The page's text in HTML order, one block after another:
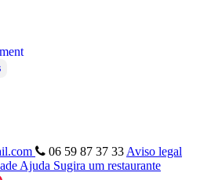
06 59 87 37 33 Aviso legal
Ajuda Sugira um restaurante